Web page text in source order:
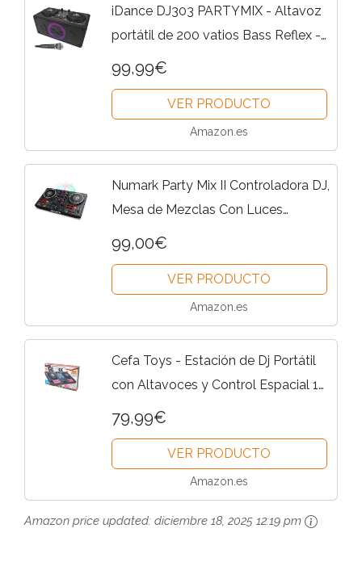
iDance DJ303 PARTYMIX - Altavoz
portátil de 200 vatios Bass Reflex -
Mezclador de audio y platinas de
de luces de disco -...
99,99€
VER PRODUCTO
Amazon.es
Numark Party Mix II Controladora DJ,
Mesa de Mezclas Con Luces
Integradas, Mezclador DJ e Interfaz
99,00€
VER PRODUCTO
Amazon.es
Cefa Toys - Estación de Dj Portátil
con Altavoces y Control Espacial 14
en 1, Con Tocadiscos, Crossfader y
79,99€
VER PRODUCTO
Amazon.es
Amazon price updated: diciembre 18, 2025 12:19 pm